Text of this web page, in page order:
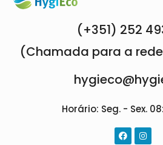
(+351) 252
(Chamada para a
Horário: Seg. - Sex.